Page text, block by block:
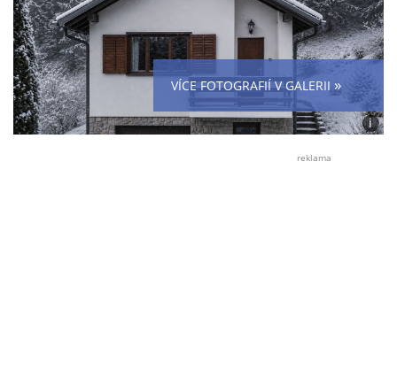
VÍCE FOTOGRAFIÍ V GALERII »
i
Foto:
reklama